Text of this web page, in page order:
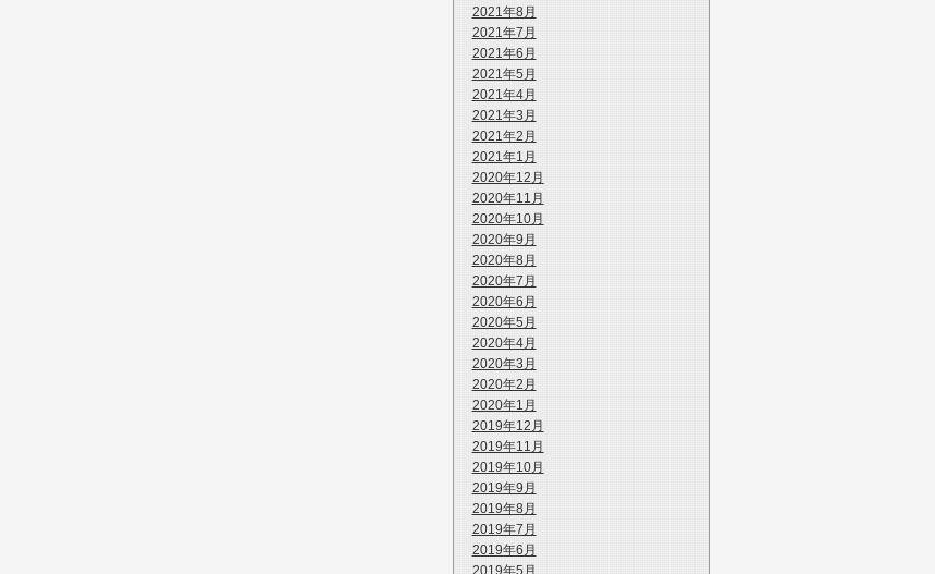
2021年8月
2021年7月
2021年6月
2021年5月
2021年4月
2021年3月
2021年2月
2021年1月
2020年12月
2020年11月
2020年10月
2020年9月
2020年8月
2020年7月
2020年6月
2020年5月
2020年4月
2020年3月
2020年2月
2020年1月
2019年12月
2019年11月
2019年10月
2019年9月
2019年8月
2019年7月
2019年6月
2019年5月